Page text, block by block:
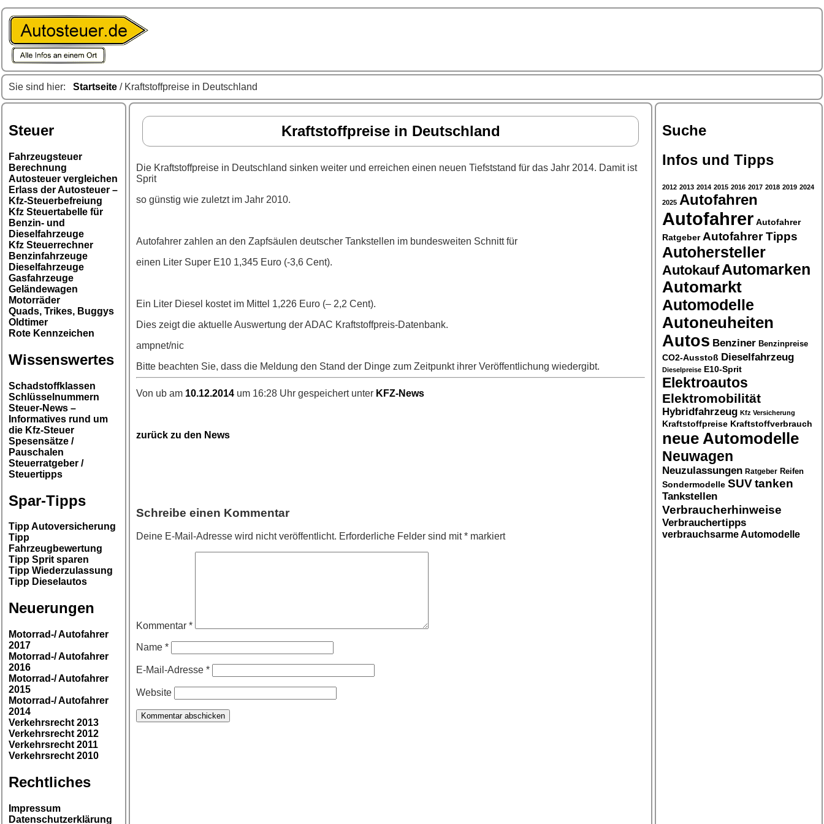
Sie sind hier: Startseite / Kraftstoffpreise in Deutschland
Steuer
Fahrzeugsteuer
Berechnung
Autosteuer vergleichen
Erlass der Autosteuer –
Kfz-Steuerbefreiung
Kfz Steuertabelle für
Benzin- und
Dieselfahrzeuge
Kfz Steuerrechner
Benzinfahrzeuge
Dieselfahrzeuge
Gasfahrzeuge
Geländewagen
Motorräder
Quads, Trikes, Buggys
Oldtimer
Rote Kennzeichen
Wissenswertes
Schadstoffklassen
Schlüsselnummern
Steuer-News –
Informatives rund um
die Kfz-Steuer
Spesensätze /
Pauschalen
Steuerratgeber /
Steuertipps
Spar-Tipps
Tipp Autoversicherung
Tipp
Fahrzeugbewertung
Tipp Sprit sparen
Tipp Wiederzulassung
Tipp Dieselautos
Neuerungen
Motorrad-/ Autofahrer
2017
Motorrad-/ Autofahrer
2016
Motorrad-/ Autofahrer
2015
Motorrad-/ Autofahrer
2014
Verkehrsrecht 2013
Verkehrsrecht 2012
Verkehrsrecht 2011
Verkehrsrecht 2010
Rechtliches
Impressum
Datenschutzerklärung
Kraftstoffpreise in Deutschland
Die Kraftstoffpreise in Deutschland sinken weiter und erreichen einen neuen Tiefststand für das Jahr 2014. Damit ist
Sprit
so günstig wie zuletzt im Jahr 2010.
Autofahrer zahlen an den Zapfsäulen deutscher Tankstellen im bundesweiten Schnitt für
einen Liter Super E10 1,345 Euro (-3,6 Cent).
Ein Liter Diesel kostet im Mittel 1,226 Euro (– 2,2 Cent).
Dies zeigt die aktuelle Auswertung der ADAC Kraftstoffpreis-Datenbank.
ampnet/nic
Bitte beachten Sie, dass die Meldung den Stand der Dinge zum Zeitpunkt ihrer Veröffentlichung wiedergibt.
Von ub am 10.12.2014 um 16:28 Uhr gespeichert unter KFZ-News
zurück zu den News
Schreibe einen Kommentar
Deine E-Mail-Adresse wird nicht veröffentlicht. Erforderliche Felder sind mit* markiert
Kommentar *
Name *
E-Mail-Adresse *
Website
Suche
Infos und Tipps
2012 2013 2014 2015 2016 2017 2018 2019 2024
2025 Autofahren
Autofahrer Autofahrer
Ratgeber Autofahrer Tipps
Autohersteller
Autokauf Automarken
Automarkt
Automodelle
Autoneuheiten
Autos Benziner Benzinpreise
CO2-Ausstoß Dieselfahrzeug
Dieselpreise E10-Sprit
Elektroautos
Elektromobilität
Hybridfahrzeug Kfz Versicherung
Kraftstoffpreise Kraftstoffverbrauch
neue Automodelle
Neuwagen
Neuzulassungen Ratgeber Reifen
Sondermodelle SUVtanken
Tankstellen
Verbraucherhinweise
Verbrauchertipps
verbrauchsarme Automodelle